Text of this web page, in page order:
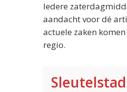
Iedere
aandacht voor dé
actuele zaken
regio.